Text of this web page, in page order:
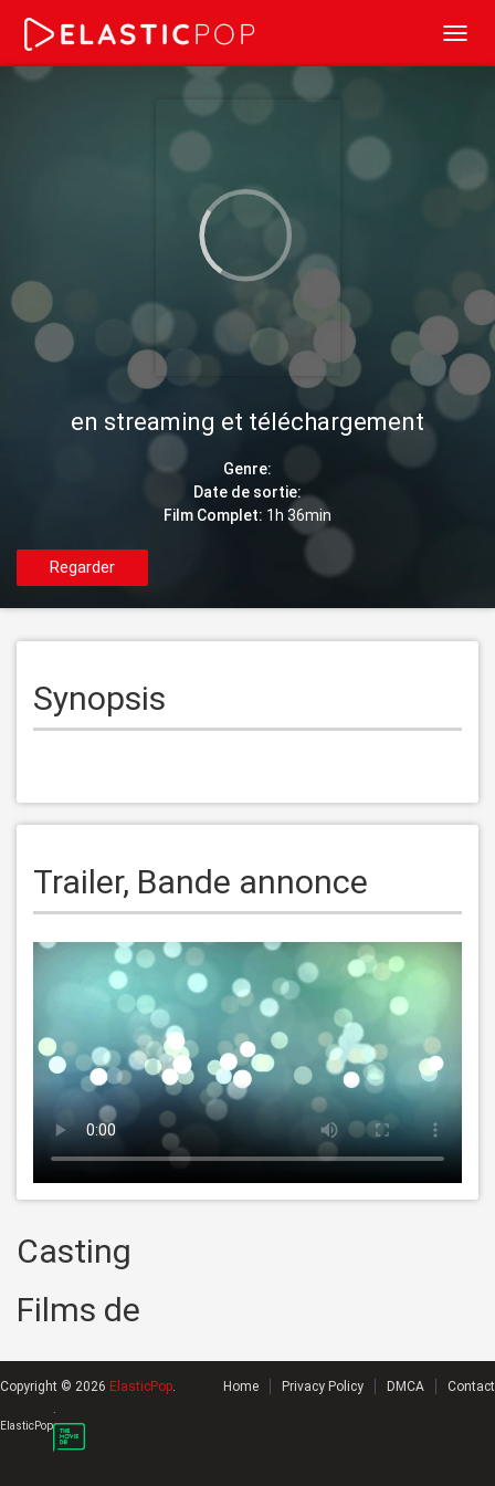
en streaming et téléchargement
Genre:
Date de sortie:
Film Complet: 1h 36min
Regarder
Synopsis
Trailer, Bande annonce
Casting
Films de
Copyright © 2026 ElasticPop. Home Privacy Policy DMCA Contact
ElasticPop
.